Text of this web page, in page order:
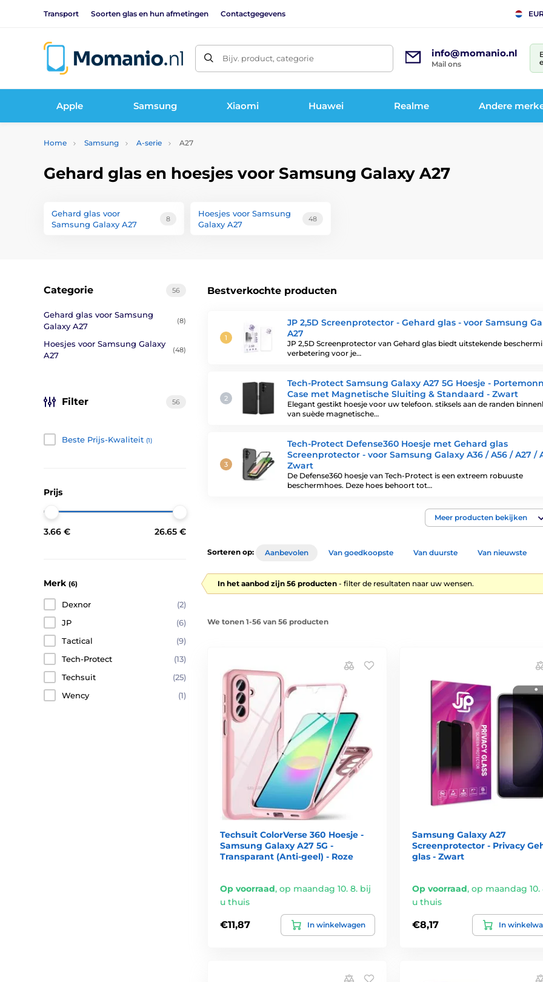
Transport Soorten glas en hun afmetingen Contactgegevens
Bijv. product, categorie info@momanio.nl
Mail ons
Apple Samsung Xiaomi Huawei Realme Andere
Home Samsung A-serie A27
Gehard glas en hoesjes voor Samsung Galaxy A27
Gehard glas voor
Samsung Galaxy A27
8
Hoesjes voor Samsung
Galaxy A27
48
Bestverkochte producten
JP 2,5D Screenprotector - Gehard glas - voor Samsung
A27
JP 2,5D Screenprotector van Gehard glas biedt uitstekende
verbetering voor je…
Tech-Protect Samsung Galaxy A27 5G Hoesje -
Case met Magnetische Sluiting & Standaard - Zwart
Elegant gestikt hoesje voor uw telefoon. stiksels aan de randen
van suède magnetische…
Tech-Protect Defense360 Hoesje met Gehard glas
Screenprotector - voor Samsung Galaxy A36 / A56 / A27 /
Zwart
De Defense360 hoesje van Tech-Protect is een extreem robuuste
beschermhoes. Deze hoes behoort tot…
Meer producten bekijken
56
Categorie
Gehard glas voor Samsung
Galaxy A27
(8)
Hoesjes voor Samsung Galaxy
A27
(48)
Filter 56
Beste Prijs-Kwaliteit (1)
Prijs
3.66 € 26.65 €
Merk (6)
Dexnor
(2)
JP
(6)
Tactical
(9)
Tech-Protect
(13)
Techsuit
(25)
Wency
(1)
Sorteren op: Aanbevolen Van goedkoopste Van duurste Van nieuwste
In het aanbod zijn 56 producten - filter de resultaten naar uw wensen.
We tonen 1-56 van 56 producten
Techsuit ColorVerse 360 Hoesje -
Samsung Galaxy A27 5G -
Transparant (Anti-geel) - Roze
Op voorraad, op maandag 10. 8. bij
u thuis
€11,87 In winkelwagen
Samsung Galaxy A27
Screenprotector - Privacy
glas - Zwart
Op voorraad, op maandag 10.
u thuis
€8,17 In